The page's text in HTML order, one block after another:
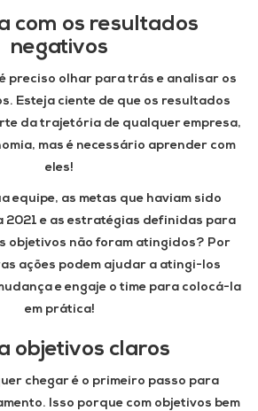
com os resultados
negativos
preciso olhar para trás e analisar os
Esteja ciente de que os resultados
da trajetória de qualquer empresa,
mas é necessário aprender com
eles!
equipe, as metas que haviam sido
2021 e as estratégias definidas para
objetivos não foram atingidos? Por
ações podem ajudar a atingi-los
e engaje o time para colocá-la
em prática!
objetivos claros
chegar é o primeiro passo para
Isso porque com objetivos bem